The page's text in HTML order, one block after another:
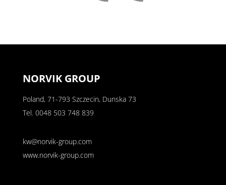
NORVIK GROUP
Poland, 71-793 Szczecin, Dunska 73
Tel. 0048 503 748 839
kw@norvik-group.com
www.norvik-group.com